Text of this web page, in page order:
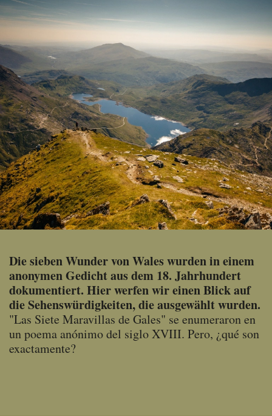
Die sieben Wunder von Wales wurden in einem
anonymen Gedicht aus dem 18. Jahrhundert
dokumentiert. Hier werfen wir einen Blick auf
die Sehenswürdigkeiten, die ausgewählt wurden.
"Las Siete Maravillas de Gales" se enumeraron en
un poema anónimo del siglo XVIII. Pero, ¿qué son
exactamente?